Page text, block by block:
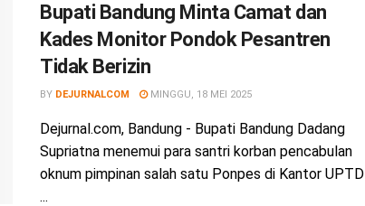
Bupati Bandung Minta Camat dan
Kades Monitor Pondok Pesantren
Tidak Berizin
BY DEJURNALCOM MINGGU, 18 MEI 2025
Dejurnal.com, Bandung - Bupati Bandung Dadang
Supriatna menemui para santri korban pencabulan
oknum pimpinan salah satu Ponpes di Kantor UPTD
...